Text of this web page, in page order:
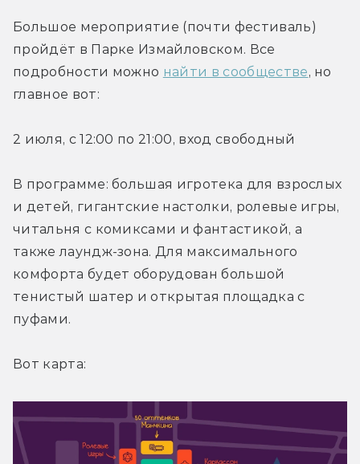
Большое мероприятие (почти фестиваль)
пройдёт в Парке Измайловском. Все
подробности можно найти в сообществе, но
главное вот:
2 июля, с 12:00 по 21:00, вход свободный
В программе: большая игротека для взрослых
и детей, гигантские настолки, ролевые игры,
читальня с комиксами и фантастикой, а
также лаундж-зона. Для максимального
комфорта будет оборудован большой
тенистый шатер и открытая площадка с
пуфами.
Вот карта: